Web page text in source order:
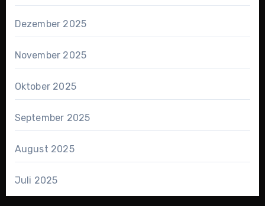
Dezember 2025
November 2025
Oktober 2025
September 2025
August 2025
Juli 2025